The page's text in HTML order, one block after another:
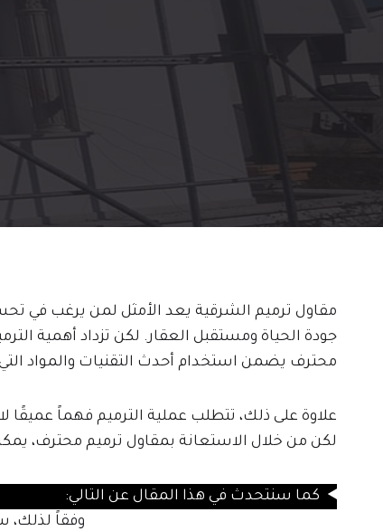
مقاول ترميم الشرقية يعد الأمثل لمن يرغب في
جودة الحياة ومستقبل العقار. لكن تزداد أهمية
محترف يضمن استخدام أحدث التقنيات والمواد
علاوة على ذلك، تتطلب عملية الترميم فهماً عميقًا
لكن من خلال الاستعانة بمقاول ترميم محترف،
كما سنتحدث في هذا المقال عن التالي:
وفقاً لذلك،